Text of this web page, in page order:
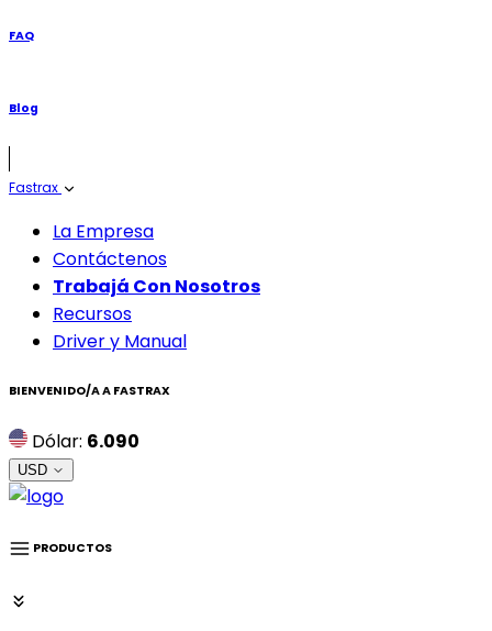
FAQ
Blog
Fastrax
La Empresa
Contáctenos
Trabajá Con Nosotros
Recursos
Driver y Manual
BIENVENIDO/A A FASTRAX
Dólar: 6.090
USD
PRODUCTOS